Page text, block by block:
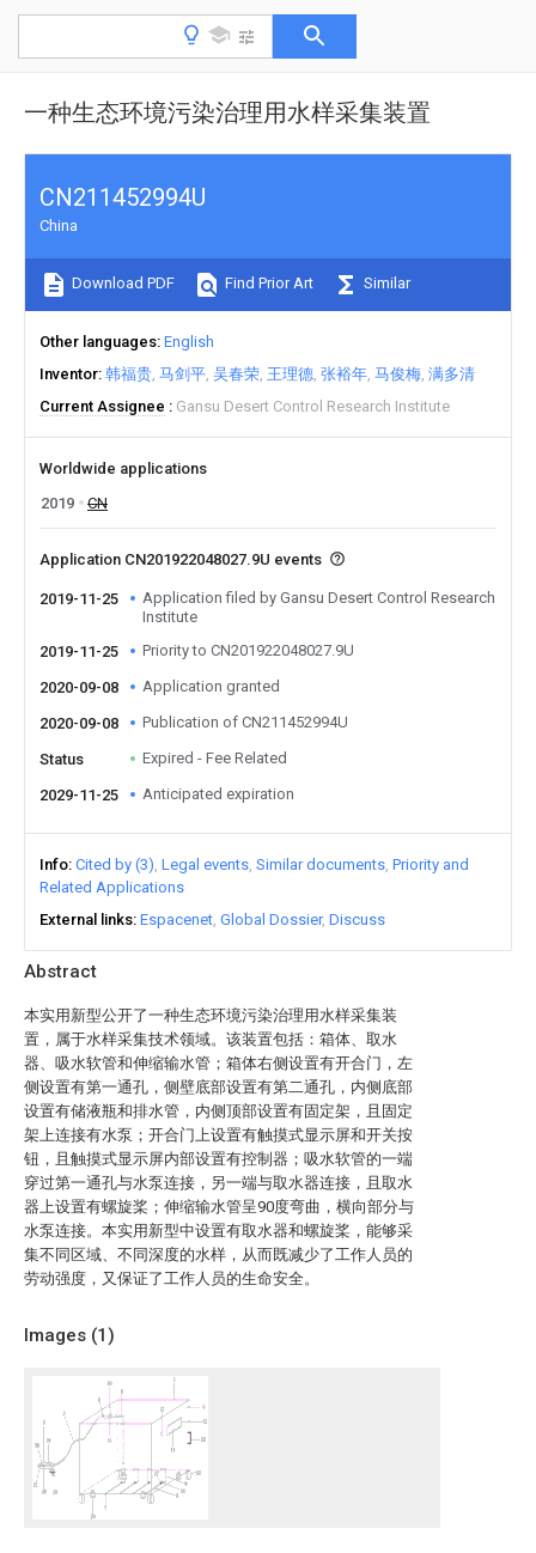
一种生态环境污染治理用水样采集装置
Abstract
本实用新型公开了一种生态环境污染治理用水样采集装
置，属于水样采集技术领域。该装置包括：箱体、取水
器、吸水软管和伸缩输水管；箱体右侧设置有开合门，左
侧设置有第一通孔，侧壁底部设置有第二通孔，内侧底部
设置有储液瓶和排水管，内侧顶部设置有固定架，且固定
架上连接有水泵；开合门上设置有触摸式显示屏和开关按
钮，且触摸式显示屏内部设置有控制器；吸水软管的一端
穿过第一通孔与水泵连接，另一端与取水器连接，且取水
器上设置有螺旋桨；伸缩输水管呈90度弯曲，横向部分与
水泵连接。本实用新型中设置有取水器和螺旋桨，能够采
集不同区域、不同深度的水样，从而既减少了工作人员的
劳动强度，又保证了工作人员的生命安全。
Images (1)
CN211452994U
China
Download PDF Find Prior Art Similar
Other languages English
Inventor 韩福贵 马剑平 吴春荣 王理德 张裕年 马俊梅 满多清
Current Assignee
Gansu Desert Control Research Institute
Worldwide applications
2019
CN
Application CN201922048027.9U events
2019-11-25
Application filed by Gansu Desert Control Research
Institute
2019-11-25
Priority to CN201922048027.9U
2020-09-08 Application granted
2020-09-08 Publication of CN211452994U
Status Expired - Fee Related
2029-11-25 Anticipated expiration
Info Cited by (3) Legal events Similar documents Priority and
Related Applications
External links Espacenet Global Dossier Discuss